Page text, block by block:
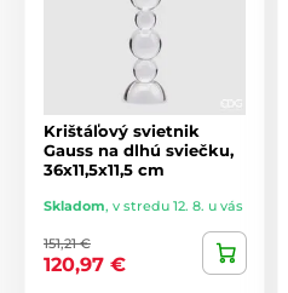
Krištáľový svietnik
Gauss na dlhú sviečku,
36x11,5x11,5 cm
Skladom, v stredu 12. 8. u vás
151,21 €
120,97 €